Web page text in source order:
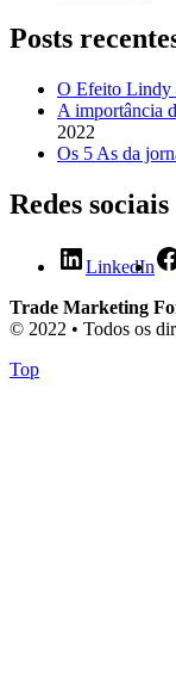
Posts
O Efeito Lindy
A importância
2022
Os 5 As da
Redes sociais
LinkedIn
Trade Marketing
© 2022 • Todos os
Top